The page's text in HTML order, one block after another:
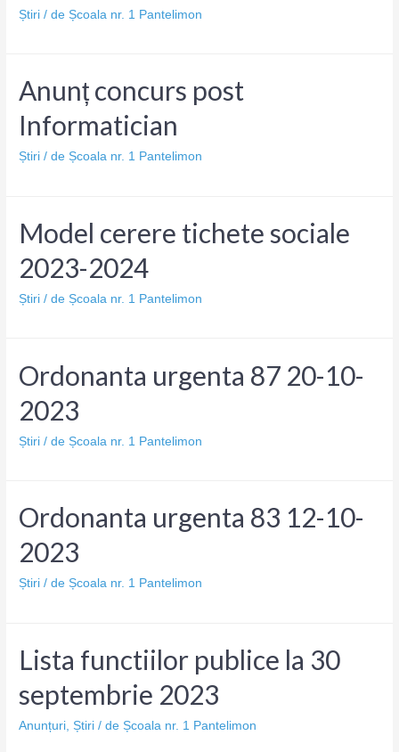
Știri / de Școala nr. 1 Pantelimon
Anunț concurs post
Informatician
Știri / de Școala nr. 1 Pantelimon
Model cerere tichete sociale
2023-2024
Știri / de Școala nr. 1 Pantelimon
Ordonanta urgenta 87 20-10-
2023
Știri / de Școala nr. 1 Pantelimon
Ordonanta urgenta 83 12-10-
2023
Știri / de Școala nr. 1 Pantelimon
Lista functiilor publice la 30
septembrie 2023
Anunțuri, Știri / de Școala nr. 1 Pantelimon